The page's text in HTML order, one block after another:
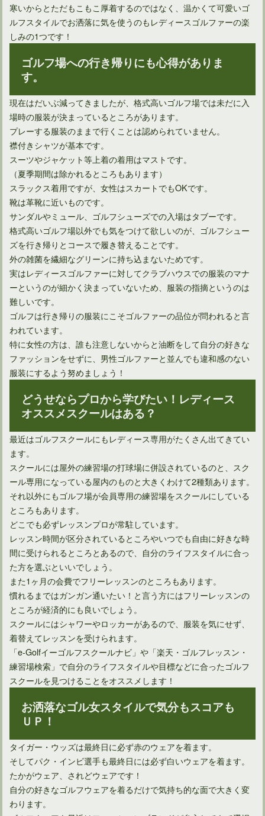
寒いからとただもこもこ厚着するのではなく、温かくて可愛いゴ
ルフスタイルでお洒落に気を使うのもレディースゴルファーの楽
しみの1つです！
ゴルフ場への行き帰りにも心得がありま
す。
現在はだいぶ減ってきましたが、格式高いゴルフ場では未だに入
場時の服装が決まっているところがあります。
プレーする服装のままで行くことは認められていません。
襟付きシャツが基本です。
スーツやジャケット等上着の着用はマストです。
（夏季期間は除かれるところもあります）
スラックス着用ですが、女性はスカートでもOKです。
靴は革靴に近いものです。
サンダルやミュール、ゴルフシューズでの入場はタブーです。
格式高いゴルフ場以外でも気をつけて欲しいのが、ゴルフシュー
ズを行き帰りとコースで履き替えることです。
外の雑菌を繊細なグリーンに持ち込まないためです。
実はレディースゴルファーに対してクラブハウスでの服装のマナ
ーというのが細かく決まっていないため、服装の指摘というのは
難しいです。
ゴルフは行き帰りの服装にこそゴルファーの品位が問われると言
われています。
特に女性の方は、誰も注意しないからと油断をして自分の好きな
ファッションをせずに、男性ゴルファーと並んでも違和感のない
服装にするよう努めましょう！
どうせならプロから学びたい！レディース
オススメスクールはある？
最近はゴルフスクールにもレディース専用がたくさん出てきてい
ます。
スクールには屋外の練習場の打球場に併設されているのと、スク
ール専用になっている屋内のものと大きくわけて2種類あります。
それ以外にもゴルフ場が会員専用の練習場をスクールにしている
ところもあります。
どこでも必ずレッスンプロが常駐しています。
レッスン時間が区分されているところやいつでも自由に好きな時
間に受けられるところとあるので、自分のライフスタイルに合っ
た方を選ぶといいでしょう。
また1ヶ月の会費でフリーレッスンのところもあります。
慣れるまではガンガン通いたい！と言う方にはフリーレッスンの
ところが経済的にも良いでしょう。
スクールにはシャワーやロッカーがあるので、服装を気にせず、
着替えてレッスンを受けられます。
「e-Golfイーゴルフスクールナビ」や「楽天・ゴルフレッスン・
練習場検索」で自分のライフスタイルや目標などに合ったゴルフ
スクールを見つけることをオススメします！
お洒落なゴル女スタイルで気分もスコアも
ＵＰ！
タイガー・ウッズは最終日に必ず赤のウェアを着ます。
そしてパク・インビ選手も最終日には必ず白いウェアを着ます。
たかがウェア、されどウェアです！
自分の好きなゴルフウェアを着るだけで気持ち的な面で大きく変
わります。